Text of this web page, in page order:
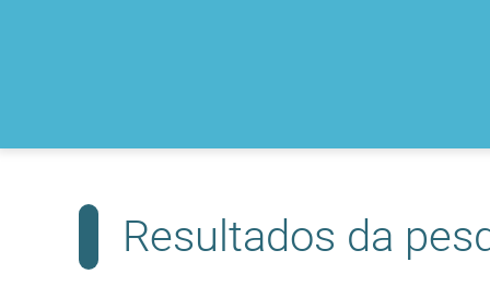
Resultados da